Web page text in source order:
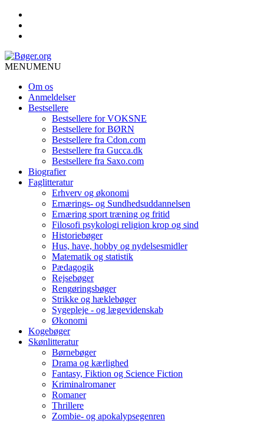
MENUMENU
Om os
Anmeldelser
Bestsellere
Bestsellere for VOKSNE
Bestsellere for BØRN
Bestsellere fra Cdon.com
Bestsellere fra Gucca.dk
Bestsellere fra Saxo.com
Biografier
Faglitteratur
Erhverv og økonomi
Ernærings- og Sundhedsuddannelsen
Ernæring sport træning og fritid
Filosofi psykologi religion krop og sind
Historiebøger
Hus, have, hobby og nydelsesmidler
Matematik og statistik
Pædagogik
Rejsebøger
Rengøringsbøger
Strikke og hæklebøger
Sygepleje - og lægevidenskab
Økonomi
Kogebøger
Skønlitteratur
Børnebøger
Drama og kærlighed
Fantasy, Fiktion og Science Fiction
Kriminalromaner
Romaner
Thrillere
Zombie- og apokalypsegenren